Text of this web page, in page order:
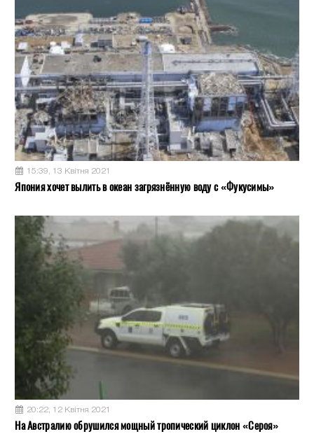
15:39, 13 Квітня 2021
Япония хочет вылить в океан загрязнённую воду с «Фукусимы»
20:22, 12 Квітня 2021
На Австралию обрушился мощный тропический циклон «Сероя»